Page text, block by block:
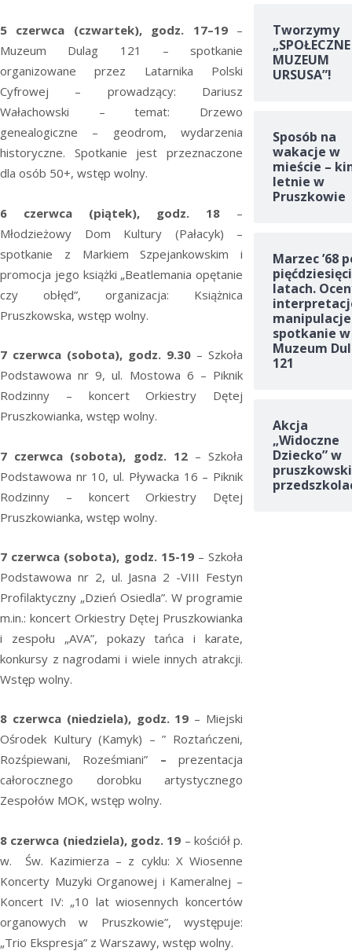
5 czerwca (czwartek), godz. 17–19–
Muzeum Dulag 121 – spotkanie
organizowane przez Latarnika Polski
Cyfrowej – prowadzący: Dariusz
Wałachowski – temat:
Drzewo
genealogiczne – geodrom, wydarzenia
historyczne. Spotkanie jest przeznaczone
dla osób 50+, wstęp wolny.
6 czerwca (piątek), godz. 18 –
Młodzieżowy Dom Kultury (Pałacyk) –
spotkanie z Markiem Szpejankowskim i
promocja jego książki „Beatlemania opętanie
czy obłęd”, organizacja: Książnica
Pruszkowska, wstęp wolny.
7 czerwca (sobota), godz. 9.30 – Szkoła
Podstawowa nr 9, ul. Mostowa 6 – Piknik
Rodzinny – koncert Orkiestry Dętej
Pruszkowianka, wstęp wolny.
7 czerwca (sobota), godz. 12 – Szkoła
Podstawowa nr 10, ul. Pływacka 16 – Piknik
Rodzinny – koncert Orkiestry Dętej
Pruszkowianka, wstęp wolny.
7 czerwca (sobota), godz. 15-19– Szkoła
Podstawowa nr 2, ul. Jasna 2 -VIII Festyn
Profilaktyczny „Dzień Osiedla”. W programie
m.in.: koncert Orkiestry Dętej Pruszkowianka
i zespołu „AVA”, pokazy tańca i karate,
konkursy z nagrodami i wiele innych atrakcji.
Wstęp wolny.
8 czerwca (niedziela), godz. 19 – Miejski
Ośrodek Kultury (Kamyk) – ” Roztańczeni,
Rozśpiewani, Roześmiani” – prezentacja
całorocznego dorobku artystycznego
Zespołów MOK, wstęp wolny.
8 czerwca (niedziela), godz. 19 – kościół p.
w. Św. Kazimierza – z cyklu: X Wiosenne
Koncerty Muzyki Organowej i Kameralnej –
Koncert IV: „10 lat wiosennych koncertów
organowych w Pruszkowie”, występuje:
„Trio Ekspresja” z Warszawy, wstęp wolny.
Tworzymy
„SPOŁECZNE
MUZEUM
URSUSA”!
Sposób na
wakacje w
mieście –
letnie w
Pruszkowie
Marzec ’68
latach.
spotkanie w
Muzeum
121
Akcja
„Widoczne
Dziecko” w